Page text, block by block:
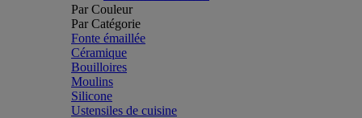
Par Couleur
Par Catégorie
Fonte émaillée
Céramique
Bouilloires
Moulins
Silicone
Ustensiles de cuisine